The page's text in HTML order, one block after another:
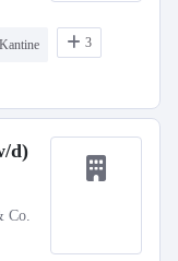
Kantine 3
d)
Co.